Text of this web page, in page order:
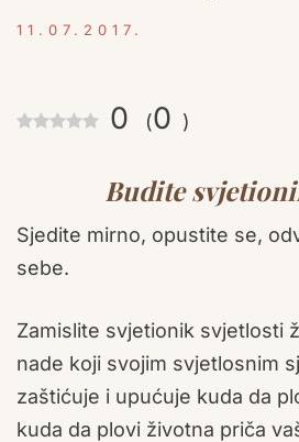
11.07.2017.
0 (0 )
Budite
Sjedite mirno, opustite se,
sebe.
Zamislite svjetionik svjetlosti
nade koji svojim svjetlosnim
zaštićuje i upućuje kuda da
kuda da plovi životna priča